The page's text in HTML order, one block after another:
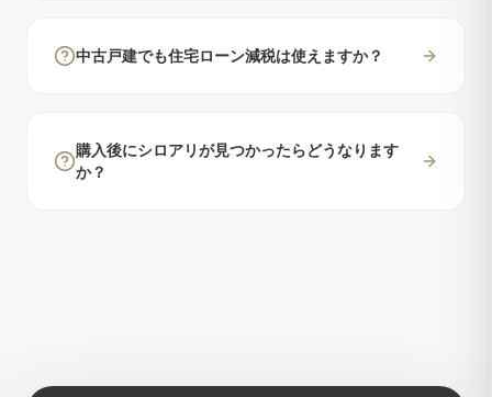
中古戸建でも住宅ローン減税は使えますか？
購入後にシロアリが見つかったらどうなります
か？